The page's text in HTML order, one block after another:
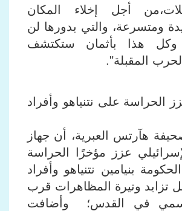
أجل إخلاء المكان
ومتسرعة، والتي بدورها لن
وكل هذا بأثمان ستكتشف
المقبلة".
الحراسة على نتنياهو وأفراد
هآرتس العبرية، أن جهاز
عزز مؤخرًا الحراسة
بنيامين نتنياهو وأفراد
تزايد وتيرة المظاهرات قرب
في القدس؛ وأضافت